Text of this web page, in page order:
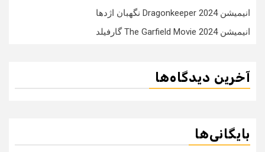
انیمیشن Dragonkeeper 2024 نگهبان اژدها
انیمیشن The Garfield Movie 2024 گارفیلد
آخرین دیدگاه‌ها
بایگانی‌ها